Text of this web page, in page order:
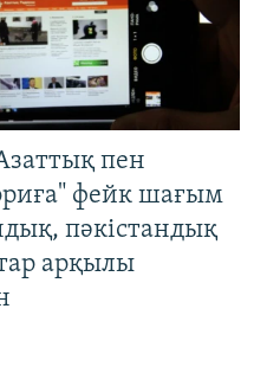
пен
фейк шағым
пәкістандық
арқылы